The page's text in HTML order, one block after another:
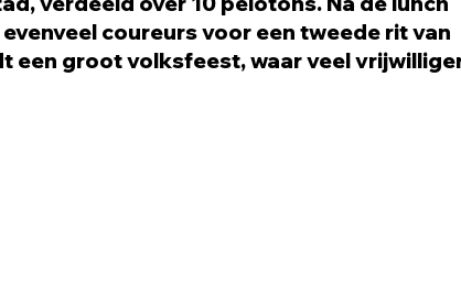
coureurs voor een tweede rit van
een groot volksfeest, waar veel